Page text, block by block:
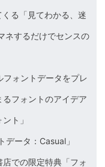
る「見てわかる、迷
ネするだけでセンスの
ォントデータをプレ
フォントのアイデア
ト」
ータ：Casual」
での限定特典「フォ